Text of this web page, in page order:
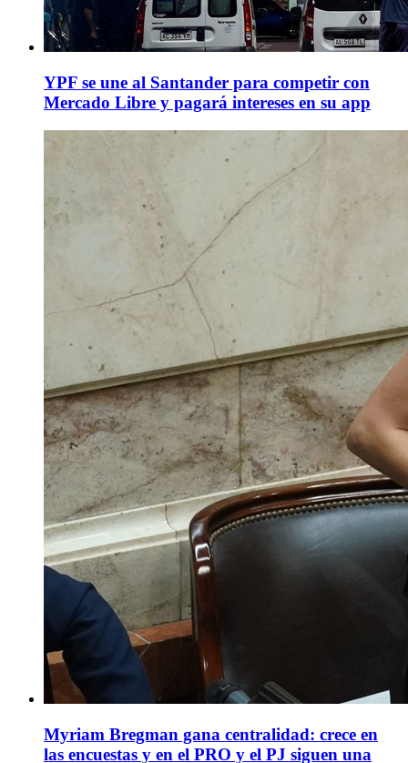
YPF se une al Santander para competir con
Mercado Libre y pagará intereses en su app
Myriam Bregman gana centralidad: crece en
las encuestas y en el PRO y el PJ siguen una